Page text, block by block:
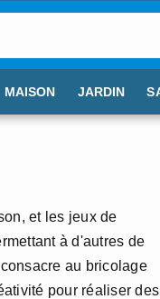
MAISON JARDIN
et les jeux de
à d'autres de
au bricolage
pour réaliser des